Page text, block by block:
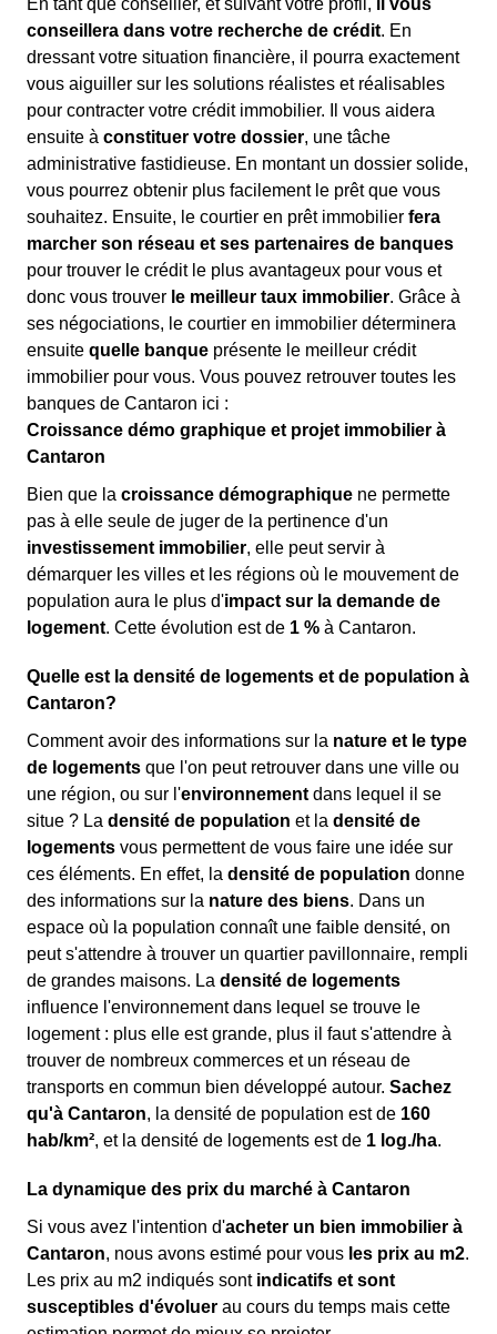
En tant que conseiller, et suivant votre profil, il vous
conseillera dans votre recherche de crédit. En
dressant votre situation financière, il pourra exactement
vous aiguiller sur les solutions réalistes et réalisables
pour contracter votre crédit immobilier. Il vous aidera
ensuite à constituer votre dossier, une tâche
administrative fastidieuse. En montant un dossier solide,
vous pourrez obtenir plus facilement le prêt que vous
souhaitez. Ensuite, le courtier en prêt immobilier fera
marcher son réseau et ses partenaires de banques
pour trouver le crédit le plus avantageux pour vous et
donc vous trouver le meilleur taux immobilier. Grâce à
ses négociations, le courtier en immobilier déterminera
ensuite quelle banque présente le meilleur crédit
immobilier pour vous. Vous pouvez retrouver toutes les
banques de Cantaron ici :
Croissance démo graphique et projet immobilier à
Cantaron
Bien que la croissance démographique ne permette
pas à elle seule de juger de la pertinence d'un
investissement immobilier, elle peut servir à
démarquer les villes et les régions où le mouvement de
population aura le plus d'impact sur la demande de
logement. Cette évolution est de 1 % à Cantaron.
Quelle est la densité de logements et de population à
Cantaron?
Comment avoir des informations sur la nature et le type
de logements que l'on peut retrouver dans une ville ou
une région, ou sur l'environnement dans lequel il se
situe ? La densité de population et la densité de
logements vous permettent de vous faire une idée sur
ces éléments. En effet, la densité de population donne
des informations sur la nature des biens. Dans un
espace où la population connaît une faible densité, on
peut s'attendre à trouver un quartier pavillonnaire, rempli
de grandes maisons. La densité de logements
influence l'environnement dans lequel se trouve le
logement : plus elle est grande, plus il faut s'attendre à
trouver de nombreux commerces et un réseau de
transports en commun bien développé autour. Sachez
qu'à Cantaron, la densité de population est de 160
hab/km², et la densité de logements est de 1 log./ha.
La dynamique des prix du marché à Cantaron
Si vous avez l'intention d'acheter un bien immobilier à
Cantaron, nous avons estimé pour vous les prix au m2.
Les prix au m2 indiqués sont indicatifs et sont
susceptibles d'évoluer au cours du temps mais cette